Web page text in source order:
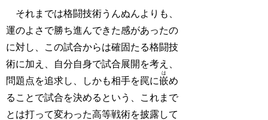
それまでは格闘技術うんぬんよりも、
運のよさで勝ち進んできた感があったの
に対し、この試合からは確固たる格闘技
術に加え、自分自身で試合展開を考え、
問題点を追求し、しかも相手を罠に嵌
は
め
ることで試合を決めるという、これまで
とは打って変わった高等戦術を披露して